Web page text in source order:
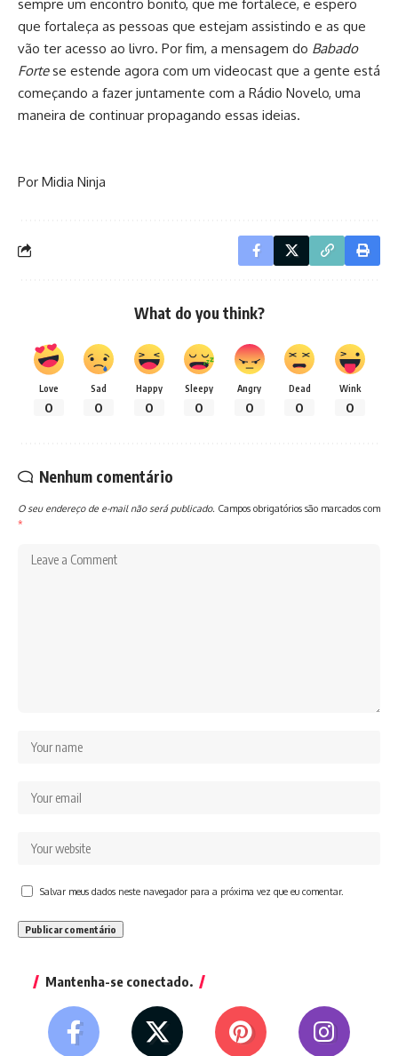
sempre um encontro bonito, que me fortalece, e espero
que fortaleça as pessoas que estejam assistindo e as que
vão ter acesso ao livro. Por fim, a mensagem do Babado
Fortese estende agora com um videocast que a gente está
começando a fazer juntamente com a Rádio Novelo, uma
maneira de continuar propagando essas ideias.
Por Midia Ninja
What do you think?
Love
0
Sad
0
Happy
0
Sleepy
0
Angry
0
Dead
0
Wink
0
Nenhum comentário
O seu endereço de e-mail não será publicado. Campos obrigatórios são marcados com
*
Salvar meus dados neste navegador para a próxima vez que eu comentar.
Mantenha-se conectado.